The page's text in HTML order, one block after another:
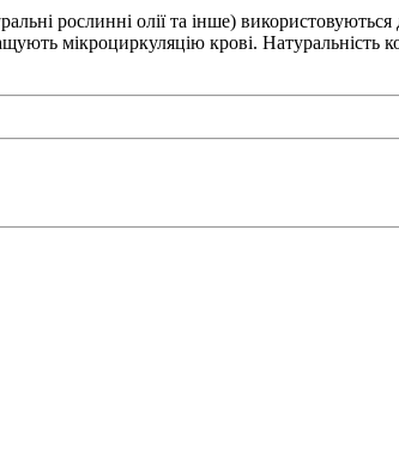
рослинні олії та інше)
мікроциркуляцію крові. Натуральність